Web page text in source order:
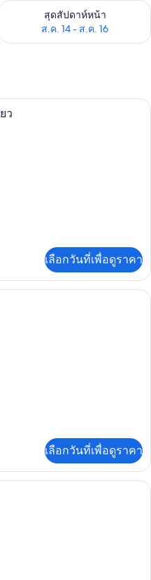
ดาห์นี้ ส.ค. 7 - ส.ค. 9
สุดสัปดาห์หน้า
ส.ค. 14 - ส.ค. 16
รวจสอบจำนวนห้องพักว่างใน
นิบาร์, ตู้นิรภัยในห้องพัก, โต๊ะทำงาน,
ว
เลือกวันที่เพื่อดูราคา
มินิบาร์, ตู้นิรภัยในห้องพัก, โต๊ะทำงาน,
เลือกวันที่เพื่อดูราคา
ห้องคอมฟอร์ททริปเปิล | มินิบาร์, ตู้นิร